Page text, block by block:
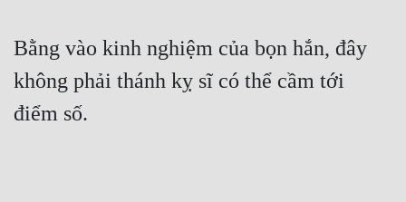
Bằng vào kinh nghiệm của bọn hắn, đây
không phải thánh kỵ sĩ có thể cầm tới
điểm số.